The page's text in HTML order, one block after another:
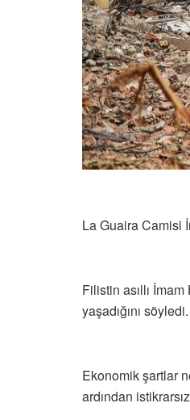
La Guaira Camisi
Filistin asıllı
yaşadığını söyledi.
Ekonomik şartlar
ardından